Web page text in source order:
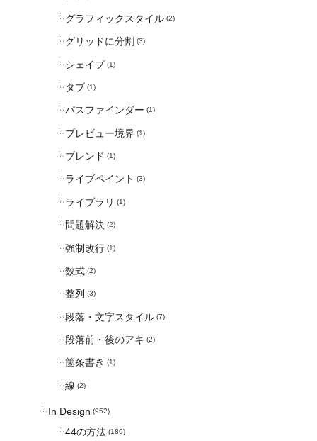
グラフィックスタイル (2)
グリッドに分割 (3)
シェイプ (1)
タブ (1)
パスファインダー (1)
プレビュー境界 (1)
ブレンド (1)
ライブペイント (3)
ライブラリ (1)
問題解決 (2)
強制改行 (1)
数式 (2)
整列 (3)
段落・文字スタイル (7)
段落前・後のアキ (2)
箇条書き (1)
線 (2)
In Design (952)
44の方法 (189)